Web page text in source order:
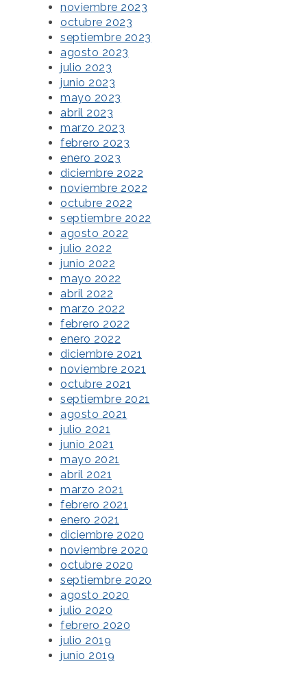
noviembre 2023
octubre 2023
septiembre 2023
agosto 2023
julio 2023
junio 2023
mayo 2023
abril 2023
marzo 2023
febrero 2023
enero 2023
diciembre 2022
noviembre 2022
octubre 2022
septiembre 2022
agosto 2022
julio 2022
junio 2022
mayo 2022
abril 2022
marzo 2022
febrero 2022
enero 2022
diciembre 2021
noviembre 2021
octubre 2021
septiembre 2021
agosto 2021
julio 2021
junio 2021
mayo 2021
abril 2021
marzo 2021
febrero 2021
enero 2021
diciembre 2020
noviembre 2020
octubre 2020
septiembre 2020
agosto 2020
julio 2020
febrero 2020
julio 2019
junio 2019